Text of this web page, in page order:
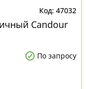
47032
Candour
По запросу